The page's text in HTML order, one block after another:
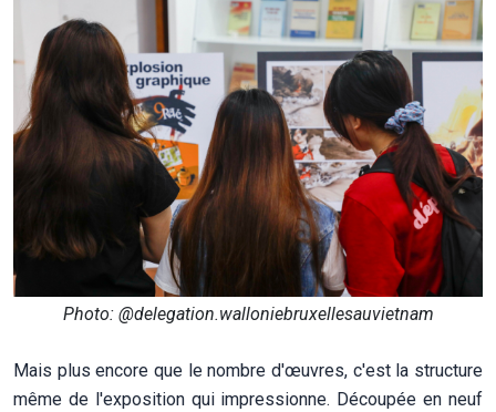
Photo: @delegation.walloniebruxellesauvietnam
Mais plus encore que le nombre d'œuvres, c'est la structure
même de l'exposition qui impressionne. Découpée en neuf